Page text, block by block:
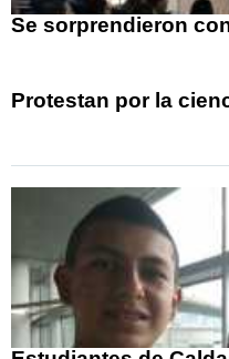
Se sorprendieron
Protestan por la